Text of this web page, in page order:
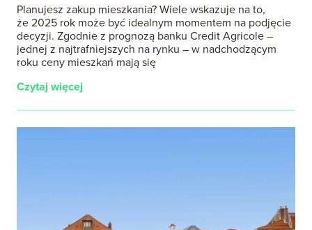
Planujesz zakup mieszkania? Wiele wskazuje na to,
że 2025 rok może być idealnym momentem na podjęcie
decyzji. Zgodnie z prognozą banku Credit Agricole –
jednej z najtrafniejszych na rynku – w nadchodzącym
roku ceny mieszkań mają się
Czytaj więcej